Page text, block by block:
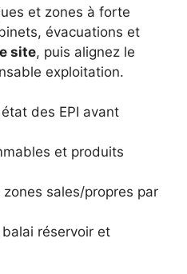
et zones à forte
évacuations et
site, puis alignez le
exploitation.
des EPI avant
et produits
sales/propres par
réservoir et